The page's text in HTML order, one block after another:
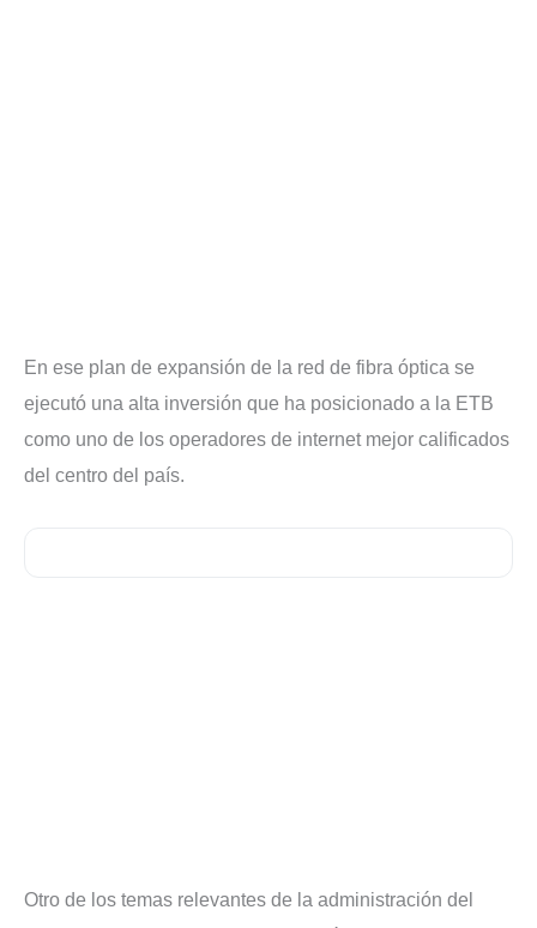
En ese plan de expansión de la red de fibra óptica se
ejecutó una alta inversión que ha posicionado a la ETB
como uno de los operadores de internet mejor calificados
del centro del país.
Otro de los temas relevantes de la administración del